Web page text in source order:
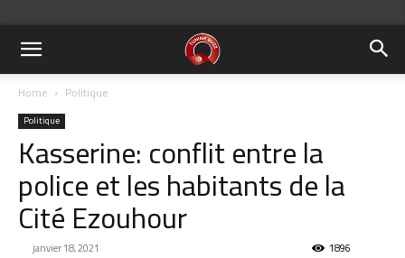
Home Politique
Politique
Kasserine: conflit entre la
police et les habitants de la
Cité Ezouhour
janvier 18, 2021 1896